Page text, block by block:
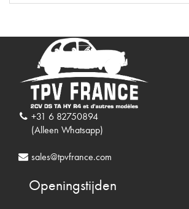
+31 6 82750894
(Alleen Whatsapp)
sales@tpvfrance.com
Openingstijden